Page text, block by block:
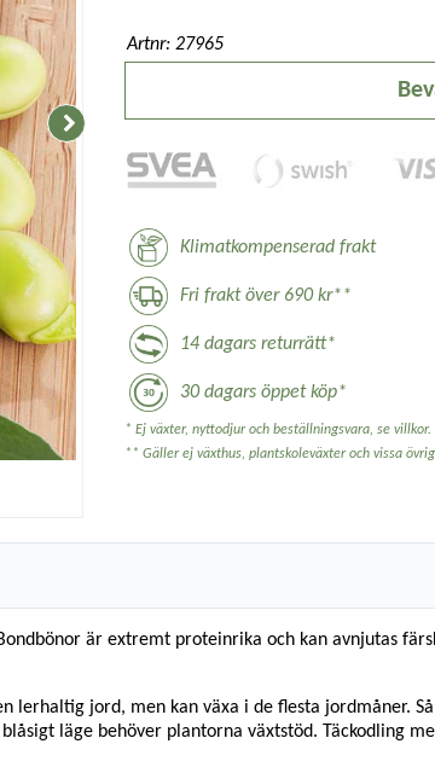
Artnr: 27965
Klimatkompenserad frakt
Fri frakt över 690 kr**
14 dagars returrätt*
30 dagars öppet köp*
* Ej växter, nyttodjur och beställningsvara, se villkor.
** Gäller ej växthus, plantskoleväxter och vissa
är extremt proteinrika och kan avnjutas
lerhaltig jord, men kan växa i de flesta jordmåner.
läge behöver plantorna växtstöd. Täckodling